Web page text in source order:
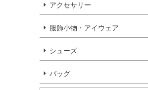
アクセサリー
服飾小物・アイウェア
シューズ
バッグ